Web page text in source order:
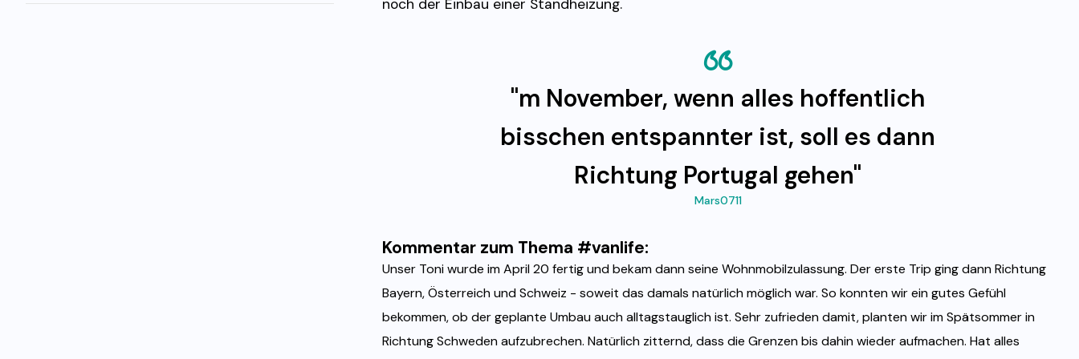
noch der Einbau einer Standheizung.
"m November, wenn alles hoffentlich
bisschen entspannter ist, soll es dann
Richtung Portugal gehen"
Mars0711
Kommentar zum Thema #vanlife:
Unser Toni wurde im April 20 fertig und bekam dann seine Wohnmobilzulassung. Der erste Trip ging dann Richtung
Bayern, Österreich und Schweiz - soweit das damals natürlich möglich war. So konnten wir ein gutes Gefühl
bekommen, ob der geplante Umbau auch alltagstauglich ist. Sehr zufrieden damit, planten wir im Spätsommer in
Richtung Schweden aufzubrechen. Natürlich zitternd, dass die Grenzen bis dahin wieder aufmachen. Hat alles